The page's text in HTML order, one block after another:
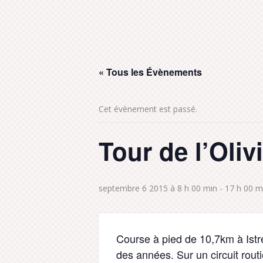
« Tous les Évènements
Cet évènement est passé.
Tour de
septembre 6 2015 à 8 h 00 min - 17 h 00
Course à pied de 10,7km à
des années. Sur un circuit